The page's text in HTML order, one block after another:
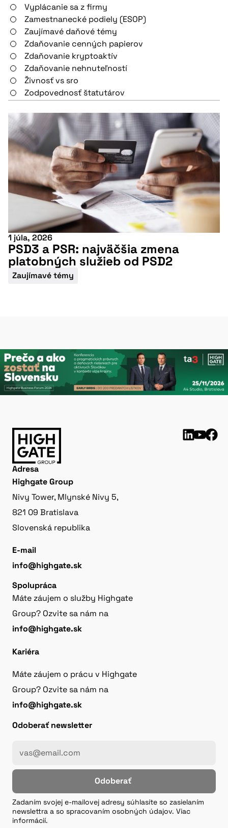
1 júla, 2026
PSD3 a PSR: najväčšia zmena
platobných služieb od PSD2
Zaujímavé témy
Vyplácanie sa z firmy
Zamestnanecké podiely (ESOP)
Zaujímavé daňové témy
Zdaňovanie cenných papierov
Zdaňovanie kryptoaktív
Zdaňovanie nehnuteľností
Živnosť vs sro
Zodpovednosť štatutárov
Adresa
Highgate Group
Nivy Tower, Mlynské Nivy 5,
821 09 Bratislava
Slovenská republika
E-mail
info@highgate.sk
Spolupráca
Máte záujem o služby Highgate
Group? Ozvite sa nám na
info@highgate.sk
Kariéra
Máte záujem o prácu v Highgate
Group? Ozvite sa nám na
info@highgate.sk
Odoberať newsletter
Odoberať
Zadaním svojej e-mailovej adresy súhlasíte so zasielaním
newslettra a so spracovaním osobných údajov. Viac
informácií.